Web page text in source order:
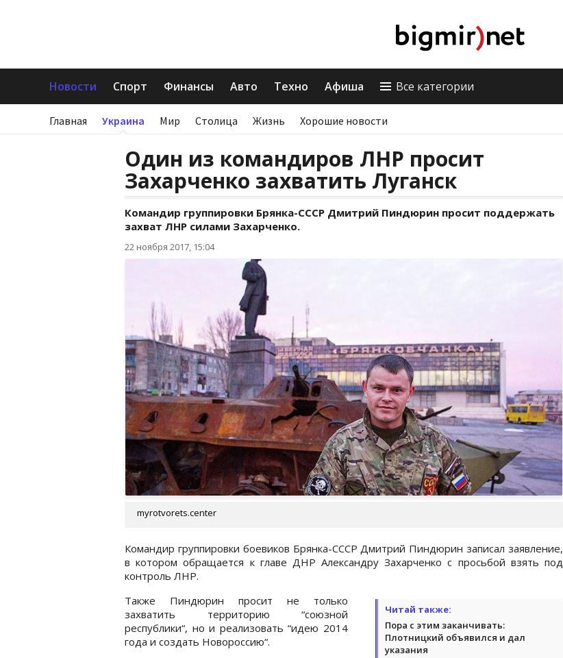
Новости Спорт Финансы Авто Техно Афиша Все категории
Главная Украина Мир Столица Жизнь Хорошие новости
Один из командиров ЛНР просит
Захарченко захватить Луганск
Командир группировки Брянка-СССР Дмитрий Пиндюрин просит поддержать
захват ЛНР силами Захарченко.
22 ноября 2017, 15:04
myrotvorets.center
Командир группировки боевиков Брянка-СССР Дмитрий Пиндюрин записал заявление,
в котором обращается к главе ДНР Александру Захарченко с просьбой взять под
контроль ЛНР.
Читай также:
Пора с этим заканчивать:
Плотницкий объявился и дал
указания
Также Пиндюрин просит не только
захватить территорию “союзной
республики“, но и реализовать “идею 2014
года и создать Новороссию“.